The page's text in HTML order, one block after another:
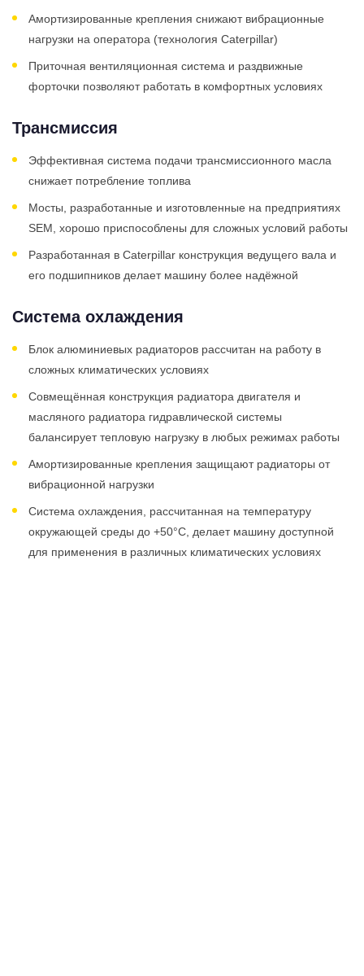
Амортизированные крепления снижают вибрационные
нагрузки на оператора (технология Caterpillar)
Приточная вентиляционная система и раздвижные
форточки позволяют работать в комфортных условиях
Трансмиссия
Эффективная система подачи трансмиссионного масла
снижает потребление топлива
Мосты, разработанные и изготовленные на предприятиях
SEM, хорошо приспособлены для сложных условий работы
Разработанная в Caterpillar конструкция ведущего вала и
его подшипников делает машину более надёжной
Система охлаждения
Блок алюминиевых радиаторов рассчитан на работу в
сложных климатических условиях
Совмещённая конструкция радиатора двигателя и
масляного радиатора гидравлической системы
балансирует тепловую нагрузку в любых режимах работы
Амортизированные крепления защищают радиаторы от
вибрационной нагрузки
Система охлаждения, рассчитанная на температуру
окружающей среды до +50°C, делает машину доступной
для применения в различных климатических условиях